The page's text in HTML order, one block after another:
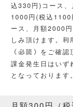
込330円)コース
1000円(税込
ース、月額2000
しみ頂けます。 利
（必読） をご確認
課金発生日はいず
となっております。